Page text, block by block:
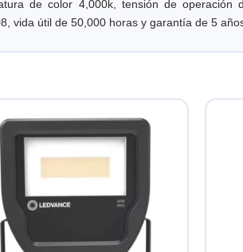
de color 4,000k, tensión de operación
vida útil de 50,000 horas y garantía de 5